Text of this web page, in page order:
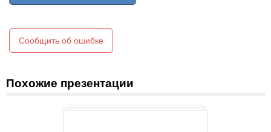
Линзы
Сообщить об ошибке
Похожие презентации